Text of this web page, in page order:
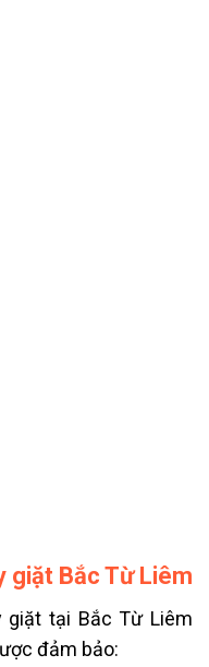
giặt Bắc Từ Liêm
giặt tại Bắc Từ Liêm
đảm bảo: